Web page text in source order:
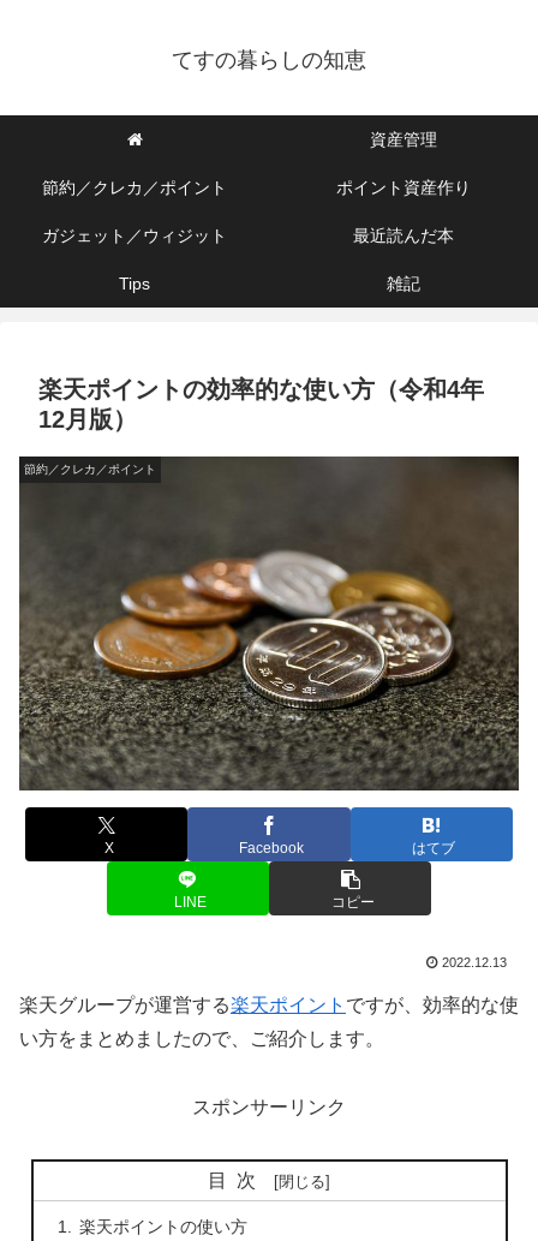
てすの暮らしの知恵
資産管理
節約／クレカ／ポイント ポイント資産作り
ガジェット／ウィジット 最近読んだ本
Tips 雑記
楽天ポイントの効率的な使い方（令和4年
12月版）
節約／クレカ／ポイント
X Facebook はてブ
LINE コピー
2022.12.13
楽天グループが運営する楽天ポイント ですが、効率的な使
い方をまとめましたので、ご紹介します。
スポンサーリンク
目次
楽天ポイントの使い方